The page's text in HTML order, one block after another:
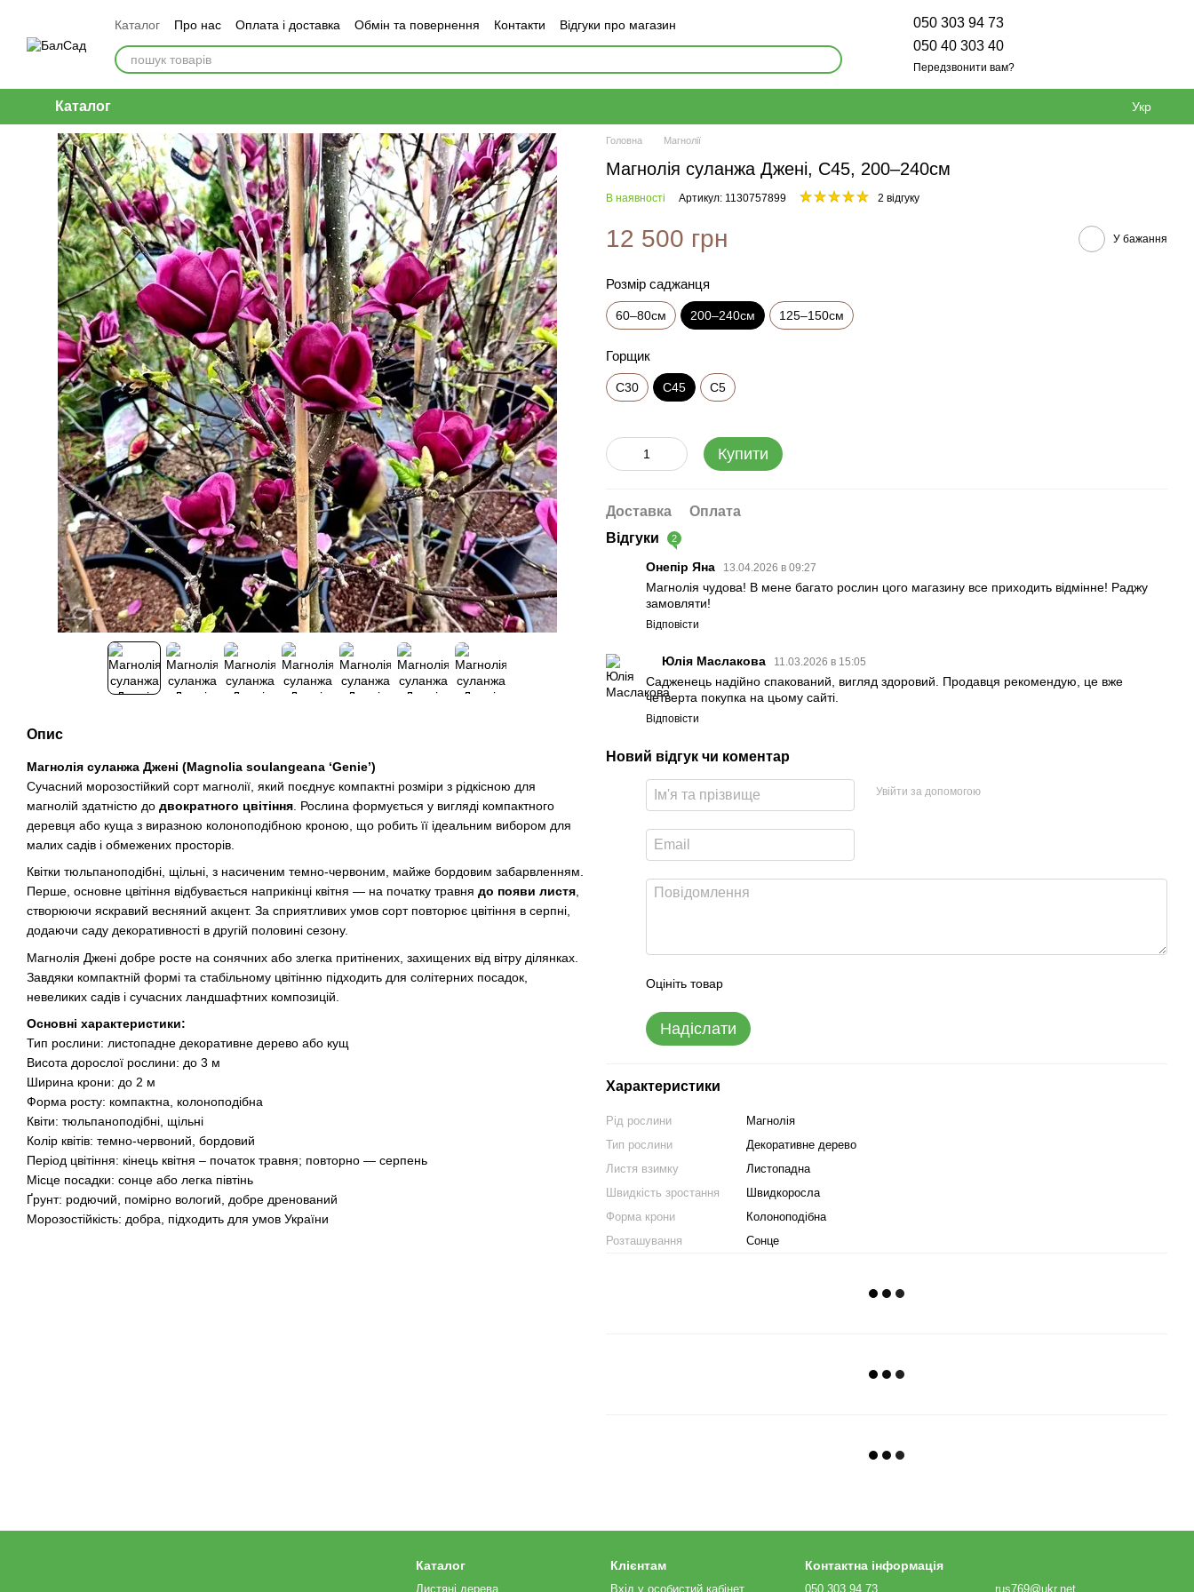
Каталог Про нас Оплата і доставка Обмін та повернення Контакти Відгуки про магазин
050 303 94 73
050 40 303 40
Передзвонити вам?
Каталог Укр
Опис
Магнолія суланжа Джені (Magnolia soulangeana ‘Genie’)
Сучасний морозостійкий сорт магнолії, який поєднує компактні розміри з рідкісною для
магнолій здатністю до двократного цвітіння . Рослина формується у вигляді компактного
деревця або куща з виразною колоноподібною кроною, що робить її ідеальним вибором для
малих садів і обмежених просторів.
Квітки тюльпаноподібні, щільні, з насиченим темно-червоним, майже бордовим забарвленням.
Перше, основне цвітіння відбувається наприкінці квітня — на початку травня до появи листя,
створюючи яскравий весняний акцент. За сприятливих умов сорт повторює цвітіння в серпні,
додаючи саду декоративності в другій половині сезону.
Магнолія Джені добре росте на сонячних або злегка притінених, захищених від вітру ділянках.
Завдяки компактній формі та стабільному цвітінню підходить для солітерних посадок,
невеликих садів і сучасних ландшафтних композицій.
Основні характеристики:
Тип рослини: листопадне декоративне дерево або кущ
Висота дорослої рослини: до 3 м
Ширина крони: до 2 м
Форма росту: компактна, колоноподібна
Квіти: тюльпаноподібні, щільні
Колір квітів: темно-червоний, бордовий
Період цвітіння: кінець квітня – початок травня; повторно — серпень
Місце посадки: сонце або легка півтінь
Ґрунт: родючий, помірно вологий, добре дренований
Морозостійкість: добра, підходить для умов України
Головна Магнолії
Магнолія суланжа Джені, С45, 200–240см
В наявності Артикул: 1130757899 2 відгуку
12 500 грн У бажання
Розмір саджанця
60–80см 200–240см 125–150см
Горщик
С30 С45 С5
Купити
Доставка
Оплата
Відгуки
2
Онепір Яна 13.04.2026 в 09:27
Магнолія чудова! В мене багато рослин цого магазину все приходить відмінне! Раджу
замовляти!
Відповісти
Юлія Маслакова 11.03.2026 в 15:05
Садженець надійно спакований, вигляд здоровий. Продавця рекомендую, це вже
четверта покупка на цьому сайті.
Відповісти
Новий відгук чи коментар
Увійти за допомогою
Оцініть товар
Надіслати
Характеристики
Рід рослини
Магнолія
Тип рослини
Декоративне дерево
Листя взимку
Листопадна
Швидкість зростання
Швидкоросла
Форма крони
Колоноподібна
Розташування
Сонце
Каталог
Листяні дерева
Клієнтам
Вхід у особистий кабінет
Контактна інформація
050 303 94 73 rus769@ukr.net